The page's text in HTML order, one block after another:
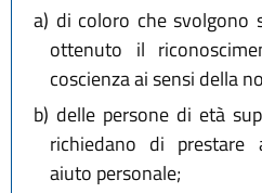
a) di coloro che svolgono
ottenuto il
coscienza ai sensi della
b) delle persone di età
richiedano di
aiuto personale;